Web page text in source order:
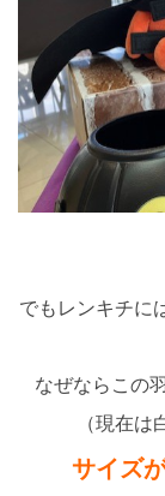
でもレンキチに
なぜならこの
（現在
サイズ